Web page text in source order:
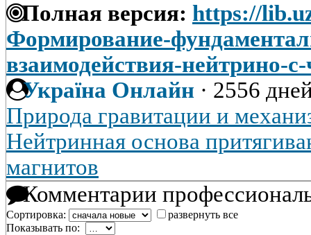
Полная версия: https://
Формирование-
взаимодействия-нейтрино-
Україна Онлайн · 2556
Природа гравитации и
Нейтринная основа
магнитов
Комментарии
Сортировка:
развернуть все
Показывать по: